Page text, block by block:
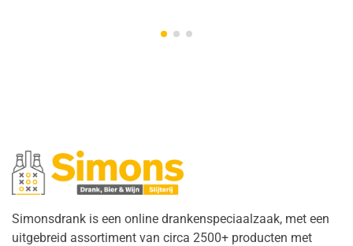
Simonsdrank is een online drankenspeciaalzaak, met een
uitgebreid assortiment van circa 2500+ producten met